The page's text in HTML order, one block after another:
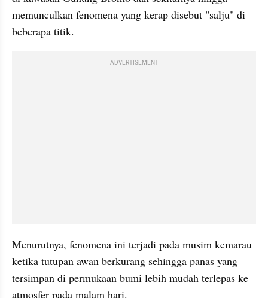
memunculkan fenomena yang kerap disebut "salju" di
beberapa titik.
ADVERTISEMENT
Menurutnya, fenomena ini terjadi pada musim kemarau
ketika tutupan awan berkurang sehingga panas yang
tersimpan di permukaan bumi lebih mudah terlepas ke
atmosfer pada malam hari.